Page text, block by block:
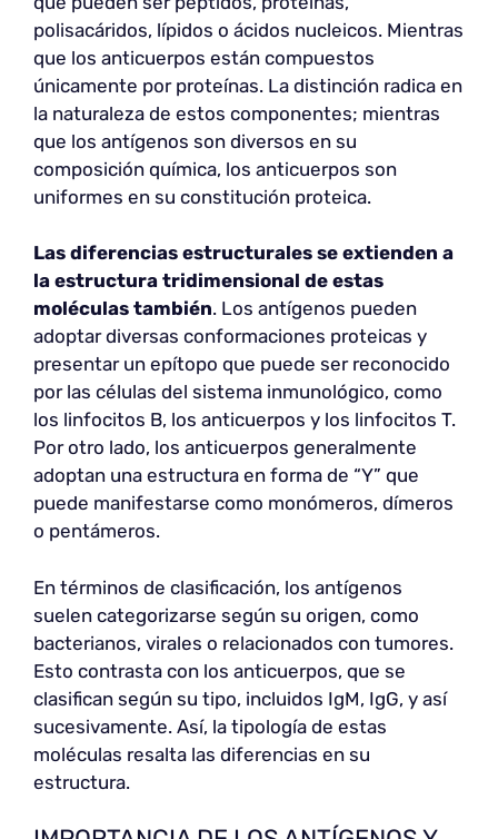
polisacáridos, lípidos o ácidos nucleicos. Mientras
que los anticuerpos están compuestos
únicamente por proteínas. La distinción radica en
la naturaleza de estos componentes; mientras
que los antígenos son diversos en su
composición química, los anticuerpos son
uniformes en su constitución proteica.
Las diferencias estructurales se extienden a
la estructura tridimensional de estas
moléculas también. Los antígenos pueden
adoptar diversas conformaciones proteicas y
presentar un epítopo que puede ser reconocido
por las células del sistema inmunológico, como
los linfocitos B, los anticuerpos y los linfocitos T.
Por otro lado, los anticuerpos generalmente
adoptan una estructura en forma de “Y” que
puede manifestarse como monómeros, dímeros
o pentámeros.
En términos de clasificación, los antígenos
suelen categorizarse según su origen, como
bacterianos, virales o relacionados con tumores.
Esto contrasta con los anticuerpos, que se
clasifican según su tipo, incluidos IgM, IgG, y así
sucesivamente. Así, la tipología de estas
moléculas resalta las diferencias en su
estructura.